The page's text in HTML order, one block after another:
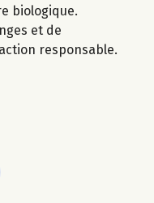
biologique.
et de
responsable.